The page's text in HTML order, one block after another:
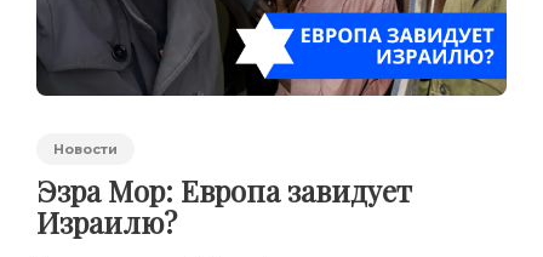
Новости
Эзра Мор: Европа завидует
Израилю?